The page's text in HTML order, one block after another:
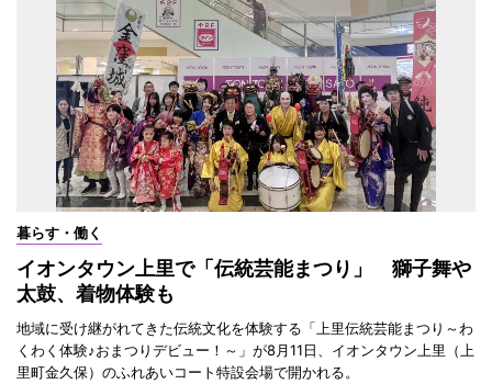
暮らす・働く
イオンタウン上里で「伝統芸能まつり」 獅子舞や
太鼓、着物体験も
地域に受け継がれてきた伝統文化を体験する「上里伝統芸能まつり～わ
くわく体験♪おまつりデビュー！～」が8月11日、イオンタウン上里（上
里町金久保）のふれあいコート特設会場で開かれる。